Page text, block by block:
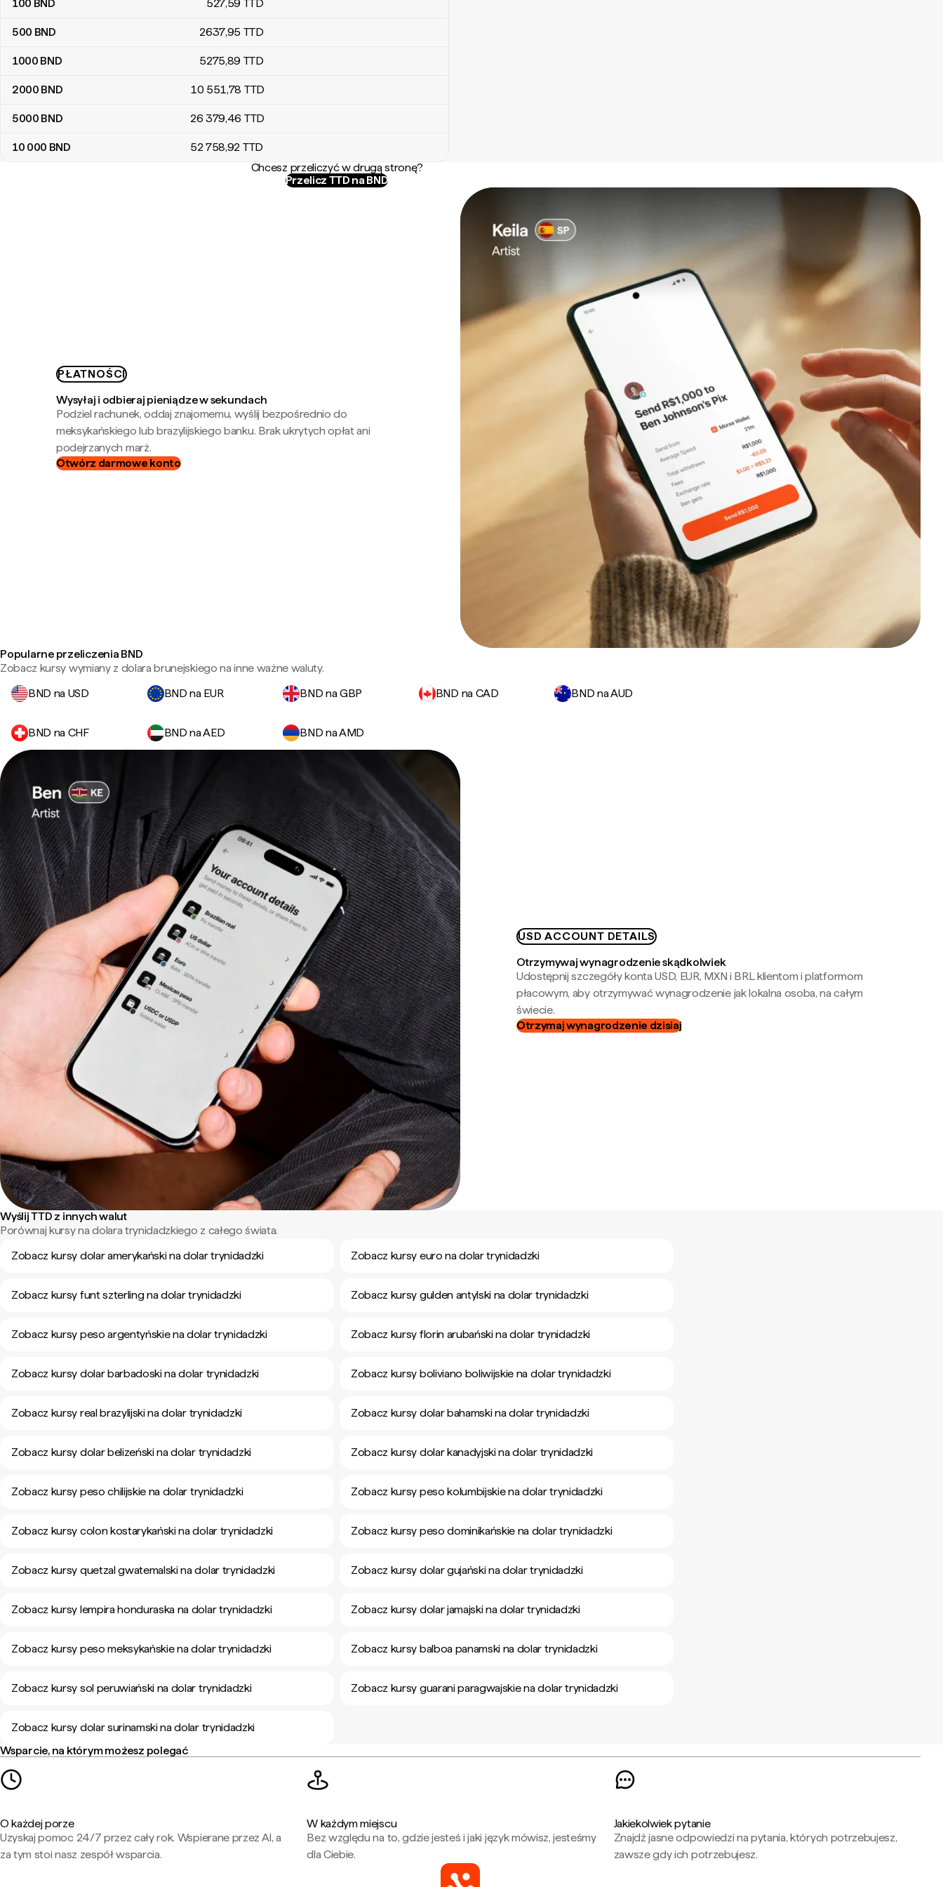
100 BND 527,59 TTD
500 BND 2637,95 TTD
1000 BND 5275,89 TTD
2000 BND 10 551,78 TTD
5000 BND 26 379,46 TTD
10 000 BND 52 758,92 TTD
Chcesz przeliczyć w drugą stronę?
Przelicz TTD na BND
PŁATNOŚCI
Wysyłaj i odbieraj pieniądze w sekundach
Podziel rachunek, oddaj znajomemu, wyślij bezpośrednio do
meksykańskiego lub brazylijskiego banku. Brak ukrytych opłat ani
podejrzanych marż.
Otwórz darmowe konto
Popularne przeliczenia BND
Zobacz kursy wymiany z dolara brunejskiego na inne ważne waluty.
BND na USD
BND na EUR BND na GBP BND na CAD BND na AUD
BND na CHF BND na AED BND na AMD
USD ACCOUNT DETAILS
Otrzymywaj wynagrodzenie skądkolwiek
Udostępnij szczegóły konta USD, EUR, MXN i BRL klientom i platformom
płacowym, aby otrzymywać wynagrodzenie jak lokalna osoba, na całym
świecie.
Otrzymaj wynagrodzenie dzisiaj
Wyślij TTD z innych walut
Porównaj kursy na dolara trynidadzkiego z całego świata.
Zobacz kursy dolar amerykański na dolar trynidadzki
Zobacz kursy euro na dolar trynidadzki
Zobacz kursy funt szterling na dolar trynidadzki Zobacz kursy gulden antylski na dolar trynidadzki
Zobacz kursy peso argentyńskie na dolar trynidadzki Zobacz kursy florin arubański na dolar trynidadzki
Zobacz kursy dolar barbadoski na dolar trynidadzki Zobacz kursy boliviano boliwijskie na dolar trynidadzki
Zobacz kursy real brazylijski na dolar trynidadzki Zobacz kursy dolar bahamski na dolar trynidadzki
Zobacz kursy dolar belizeński na dolar trynidadzki Zobacz kursy dolar kanadyjski na dolar trynidadzki
Zobacz kursy peso chilijskie na dolar trynidadzki Zobacz kursy peso kolumbijskie na dolar trynidadzki
Zobacz kursy colon kostarykański na dolar trynidadzki Zobacz kursy peso dominikańskie na dolar trynidadzki
Zobacz kursy quetzal gwatemalski na dolar trynidadzki Zobacz kursy dolar gujański na dolar trynidadzki
Zobacz kursy lempira honduraska na dolar trynidadzki Zobacz kursy dolar jamajski na dolar trynidadzki
Zobacz kursy peso meksykańskie na dolar trynidadzki Zobacz kursy balboa panamski na dolar trynidadzki
Zobacz kursy sol peruwiański na dolar trynidadzki Zobacz kursy guarani paragwajskie na dolar trynidadzki
Zobacz kursy dolar surinamski na dolar trynidadzki
Wsparcie, na którym możesz polegać
O każdej porze
Uzyskaj pomoc 24/7 przez cały rok. Wspierane przez AI, a
za tym stoi nasz zespół wsparcia.
W każdym miejscu
Bez względu na to, gdzie jesteś i jaki język mówisz, jesteśmy
dla Ciebie.
Jakiekolwiek pytanie
Znajdź jasne odpowiedzi na pytania, których potrzebujesz,
zawsze gdy ich potrzebujesz.